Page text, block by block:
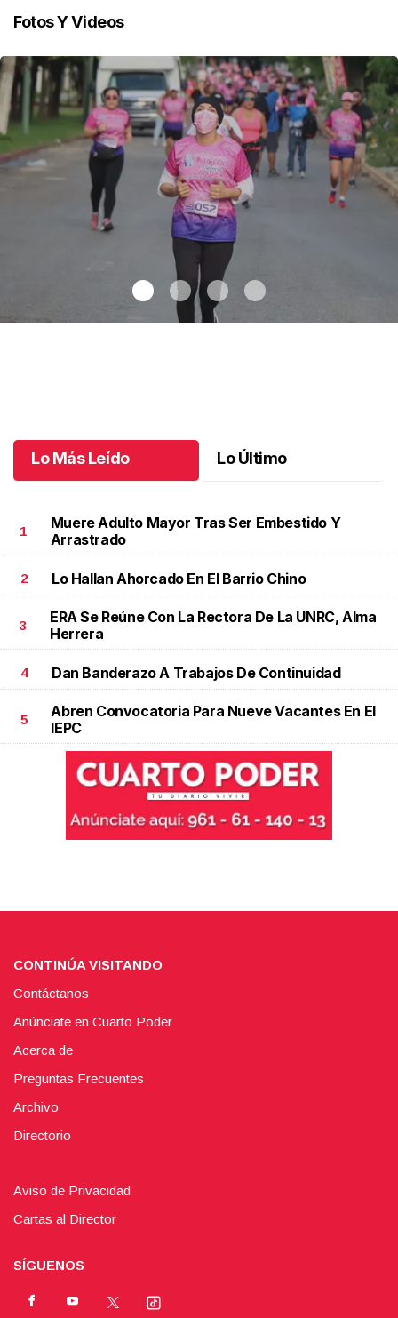
Fotos Y Videos
Lo Más Leído Lo Último
1
Muere Adulto Mayor Tras Ser Embestido Y
Arrastrado
2 Lo Hallan Ahorcado En El Barrio Chino
3
ERA Se Reúne Con La Rectora De La UNRC, Alma
Herrera
4 Dan Banderazo A Trabajos De Continuidad
5
Abren Convocatoria Para Nueve Vacantes En El
IEPC
CONTINÚA VISITANDO
Contáctanos
Anúnciate en Cuarto Poder
Acerca de
Preguntas Frecuentes
Archivo
Directorio
Aviso de Privacidad
Cartas al Director
SÍGUENOS